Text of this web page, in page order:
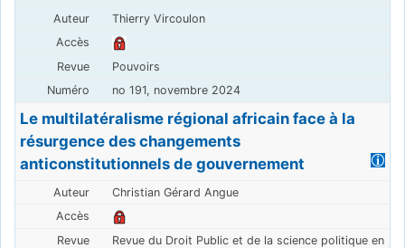
Thierry Vircoulon
Pouvoirs
no 191, novembre 2024
Le multilatéralisme régional africain face à la
résurgence des changements
anticonstitutionnels de gouvernement
Christian Gérard Angue
Revue du Droit Public et de la science politique en